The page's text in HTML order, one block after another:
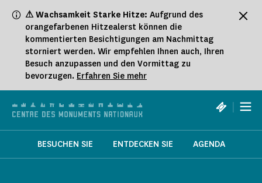
⚠ Wachsamkeit Starke Hitze: Aufgrund des
orangefarbenen Hitzealerst können die
kommentierten Besichtigungen am Nachmittag
storniert werden. Wir empfehlen Ihnen auch, Ihren
Besuch anzupassen und den Vormittag zu
bevorzugen. Erfahren Sie mehr
|
BESUCHEN SIE ENTDECKEN SIE AGENDA